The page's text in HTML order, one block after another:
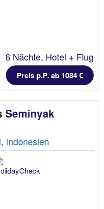
6 Nächte, Hotel + Flug
Preis p.P. ab 1084 €
Seminyak
Indonesien